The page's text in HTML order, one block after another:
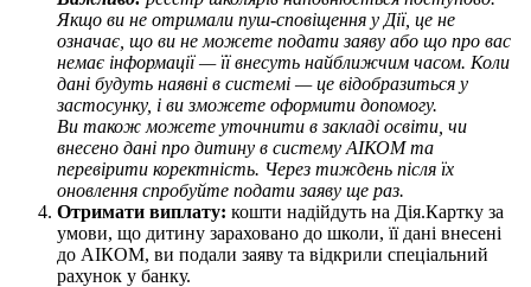
Якщо ви не отримали пуш-сповіщення у Дії, це не
означає, що ви не можете подати заяву або що про вас
немає інформації — її внесуть найближчим часом. Коли
дані будуть наявні в системі — це відобразиться у
застосунку, і ви зможете оформити допомогу.
Ви також можете уточнити в закладі освіти, чи
внесено дані про дитину в систему АІКОМ та
перевірити коректність. Через тиждень після їх
оновлення спробуйте подати заяву ще раз.
Отримати виплату: кошти надійдуть на Дія.Картку за
умови, що дитину зараховано до школи, її дані внесені
до АІКОМ, ви подали заяву та відкрили спеціальний
рахунок у банку.